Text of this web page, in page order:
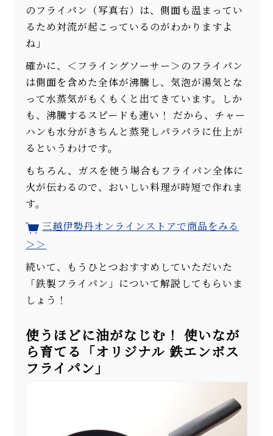
のフライパン（写真右）は、側面も温まってい
るため対流が起こっているのがわかりますよ
ね」
確かに、＜フライングソーサー＞のフライパン
は側面を含めた全体が沸騰し、気泡が湯気とな
って水蒸気がもくもくと出てきています。しか
も、沸騰するスピードも速い！ だから、チャー
ハンも水分がきちんと蒸発しパラパラに仕上が
るというわけです。
もちろん、ガスを使う場合もフライパン全体に
火が伝わるので、おいしい料理が時短で作れま
す。
三越伊勢丹オンラインストアで商品をみる
＞＞
続いて、もうひとつおすすめしていただいた
「鉄製フライパン」について解説してもらいま
しょう！
使うほどに油がなじむ！ 使いなが
ら育てる「オリジナル 鉄エンボス
フライパン」